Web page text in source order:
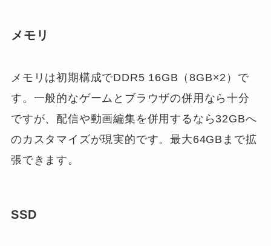
メモリ
メモリは初期構成でDDR5 16GB（8GB×2）で
す。一般的なゲームとブラウザの併用なら十分
ですが、配信や動画編集を併用するなら32GBへ
のカスタマイズが現実的です。最大64GBまで拡
張できます。
SSD